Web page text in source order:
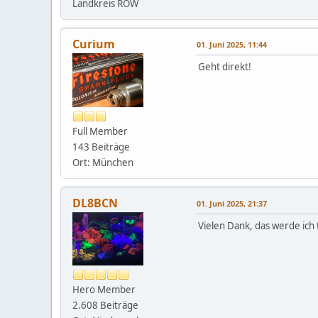
Landkreis ROW
Curium
Full Member
143 Beiträge
Ort: München
01. Juni 2025, 11:44
Geht direkt!
DL8BCN
Hero Member
2.608 Beiträge
01. Juni 2025, 21:37
Vielen Dank, das werde ich